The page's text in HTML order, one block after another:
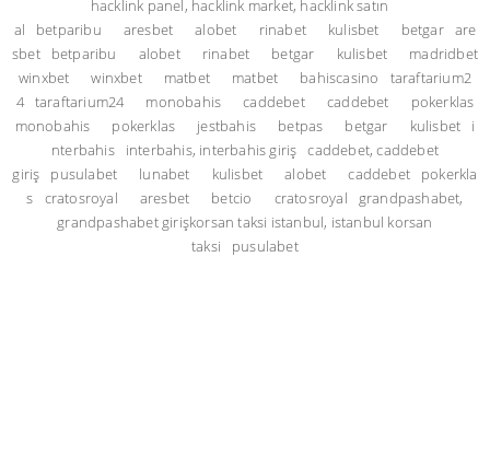
hacklink panel, hacklink market, hacklink satın
al
betparibu aresbet alobet rinabet kulisbet betgar
are
sbet
betparibu alobet rinabet betgar kulisbet
madridbet
winxbet
winxbet matbet matbet bahiscasino
taraftarium2
4 taraftarium24 monobahis caddebet caddebet
pokerklas
monobahis
pokerklas jestbahis betpas betgar kulisbet
i
nterbahis
interbahis, interbahis giriş
caddebet, caddebet
giriş
pusulabet lunabet kulisbet alobet caddebet
pokerkla
s
cratosroyal aresbet betcio cratosroyal
grandpashabet,
grandpashabet girişkorsan taksi istanbul, istanbul korsan
taksi
pusulabet